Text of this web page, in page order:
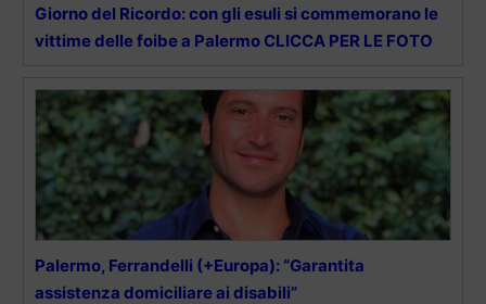
Giorno del Ricordo: con gli esuli si commemorano le
vittime delle foibe a Palermo CLICCA PER LE FOTO
Palermo, Ferrandelli (+Europa): “Garantita
assistenza domiciliare ai disabili”